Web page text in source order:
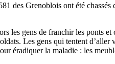
des Grenoblois ont été chassés
les gens de franchir les ponts et
Les gens qui tentent d’aller
éradiquer la maladie : les